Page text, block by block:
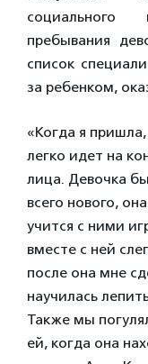
пребывания
список
за ребенком,
«Когда я
легко идет на
лица. Девочка
всего нового,
учится с ними
вместе с ней
после она мне
научилась
Также мы
ей, когда она